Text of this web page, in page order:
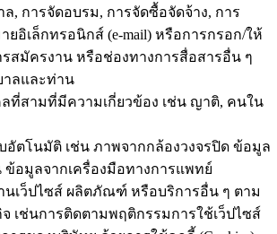
ล, การจัดอบรม, การจัดซื้อจัดจ้าง, การ
ยอิเล็กทรอนิกส์ (e-mail) หรือการกรอก/ให้
สมัครงาน หรือช่องทางการสื่อสารอื่น ๆ
าลและท่าน
ที่สามที่มีความเกี่ยวข้อง เช่น ญาติ, คนใน
อัตโนมัติ เช่น ภาพจากกล้องวงจรปิด ข้อมูล
อมูลจากเครื่องมือทางการแพทย์
นเว็ปไซส์ ผลิตภัณฑ์ หรือบริการอื่น ๆ ตาม
เช่นการติดตามพฤติกรรมการใช้เว็ปไซส์